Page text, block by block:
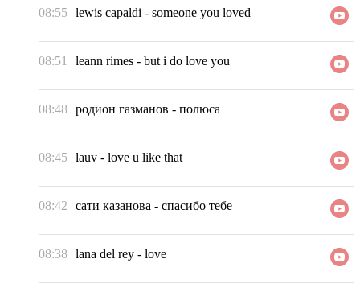
08:55 lewis capaldi - someone you loved
08:51 leann rimes - but i do love you
08:48 родион газманов - полюса
08:45 lauv - love u like that
08:42 сати казанова - спасибо тебе
08:38 lana del rey - love